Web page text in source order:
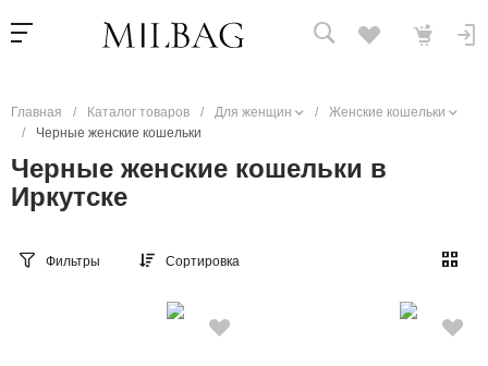
Главная / Каталог товаров / Для женщин /
Женские кошельки
/
Черные женские кошельки
Черные женские кошельки в
Иркутске
Фильтры Сортировка